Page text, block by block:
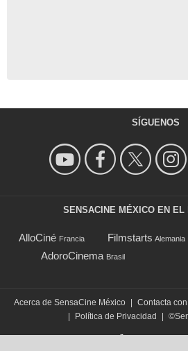
SÍGUENOS
SENSACINE MÉXICO EN EL
AlloCiné Francia Filmstarts Alemania
AdoroCinema Brasil
Acerca de SensaCine México Contacta
Política de Privacidad